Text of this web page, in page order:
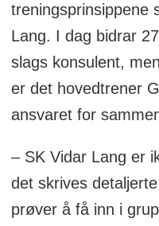
treningsprinsippene
Lang. I dag bidrar
slags konsulent,
er det hovedtrener
ansvaret for
– SK Vidar Lang er
det skrives
prøver å få inn i